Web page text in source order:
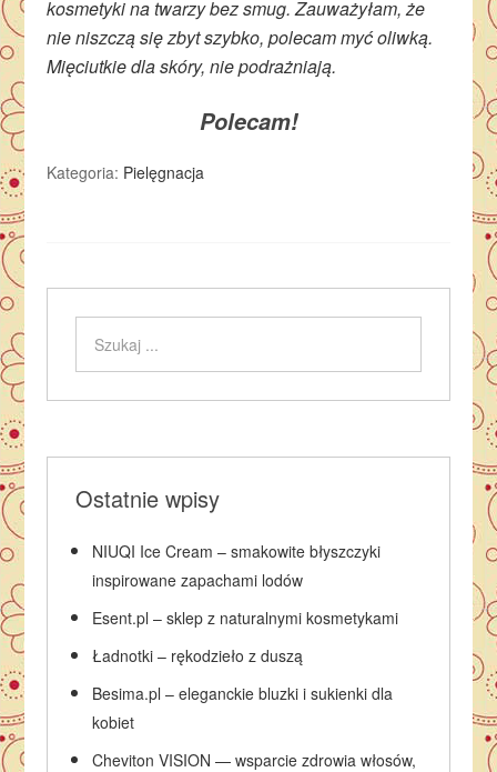
kosmetyki na twarzy bez smug. Zauważyłam, że
nie niszczą się zbyt szybko, polecam myć oliwką.
Mięciutkie dla skóry, nie podrażniają.
Polecam!
Kategoria: Pielęgnacja
Ostatnie wpisy
NIUQI Ice Cream – smakowite błyszczyki
inspirowane zapachami lodów
Esent.pl – sklep z naturalnymi kosmetykami
Ładnotki – rękodzieło z duszą
Besima.pl – eleganckie bluzki i sukienki dla
kobiet
Cheviton VISION — wsparcie zdrowia włosów,